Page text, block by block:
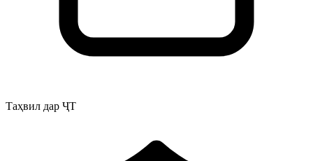
Таҳвил дар ҶТ